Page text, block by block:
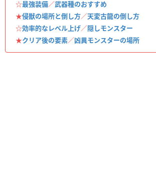
☆最強装備／武器種のおすすめ
★侵獣の場所と倒し方／天変古龍の倒し方
☆効率的なレベル上げ／隠しモンスター
★クリア後の要素／凶異モンスターの場所